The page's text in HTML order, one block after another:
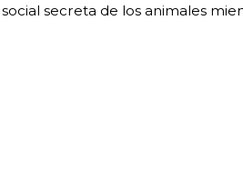
secreta de los animales